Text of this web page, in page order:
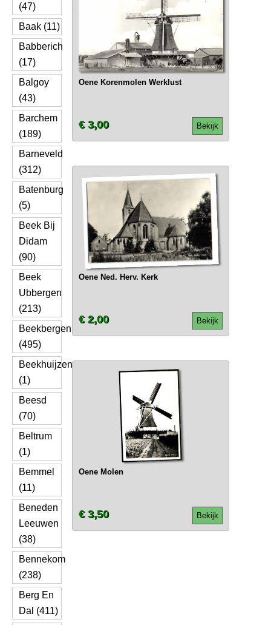
(47)
Baak (11)
Babberich
(17)
Balgoy
(43)
Barchem
(189)
Barneveld
(312)
Batenburg
(5)
Beek Bij
Didam
(90)
Beek
Ubbergen
(213)
Beekbergen
(495)
Beekhuijzen
(1)
Beesd
(70)
Beltrum
(1)
Bemmel
(11)
Beneden
Leeuwen
(38)
Bennekom
(238)
Berg En
Dal (411)
Oene Korenmolen Werklust
Bekijk
€ 3,00
Oene Ned. Herv. Kerk
Bekijk
€ 2,00
Oene Molen
Bekijk
€ 3,50